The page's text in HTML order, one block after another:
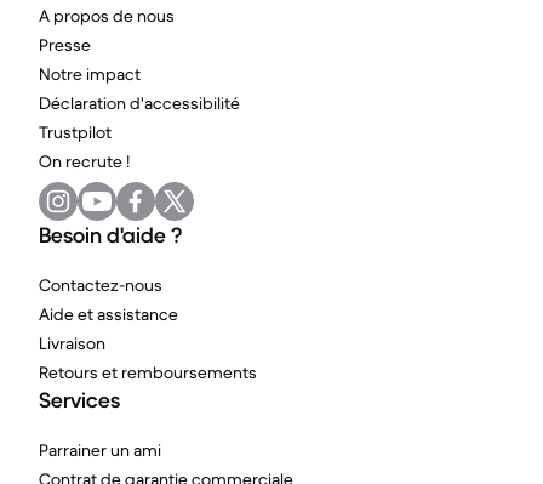
A propos de nous
Presse
Notre impact
Déclaration d'accessibilité
Trustpilot
On recrute !
Besoin d'aide ?
Contactez-nous
Aide et assistance
Livraison
Retours et remboursements
Services
Parrainer un ami
Contrat de garantie commerciale